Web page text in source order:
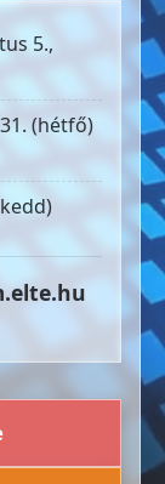
5.,
(hétfő)